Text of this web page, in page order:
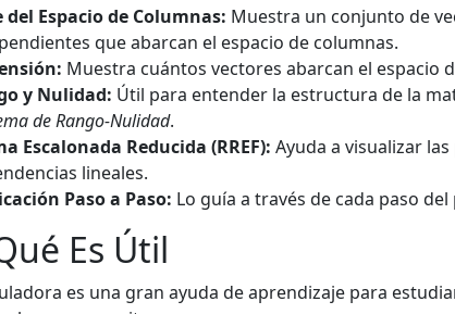
del Espacio de Columnas: Muestra un conjunto de
que abarcan el espacio de columnas.
Muestra cuántos vectores abarcan el espacio
y Nulidad: Útil para entender la estructura de la
de Rango-Nulidad.
Escalonada Reducida (RREF): Ayuda a visualizar
lineales.
Paso a Paso: Lo guía a través de cada paso
Es Útil
es una gran ayuda de aprendizaje para